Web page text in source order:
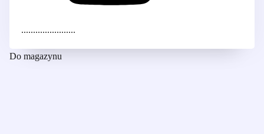
.......................
Do magazynu